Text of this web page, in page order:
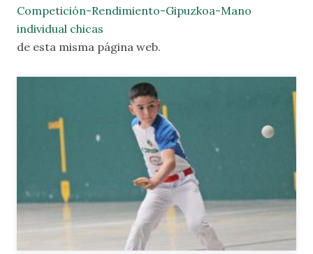
Competición-Rendimiento-Gipuzkoa-Mano
individual chicas
de esta misma página web.